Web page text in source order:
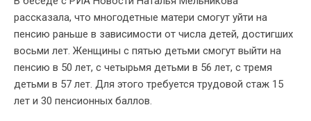
рассказала, что многодетные матери смогут уйти на
пенсию раньше в зависимости от числа детей, достигших
восьми лет. Женщины с пятью детьми смогут выйти на
пенсию в 50 лет, с четырьмя детьми в 56 лет, с тремя
детьми в 57 лет. Для этого требуется трудовой стаж 15
лет и 30 пенсионных баллов.